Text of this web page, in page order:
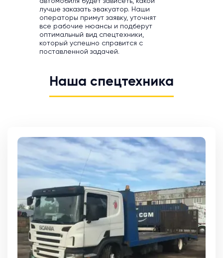
лучше заказать эвакуатор. Наши
операторы примут заявку, уточнят
все рабочие нюансы и подберут
оптимальный вид спецтехники,
который успешно справится с
поставленной задачей.
Наша спецтехника